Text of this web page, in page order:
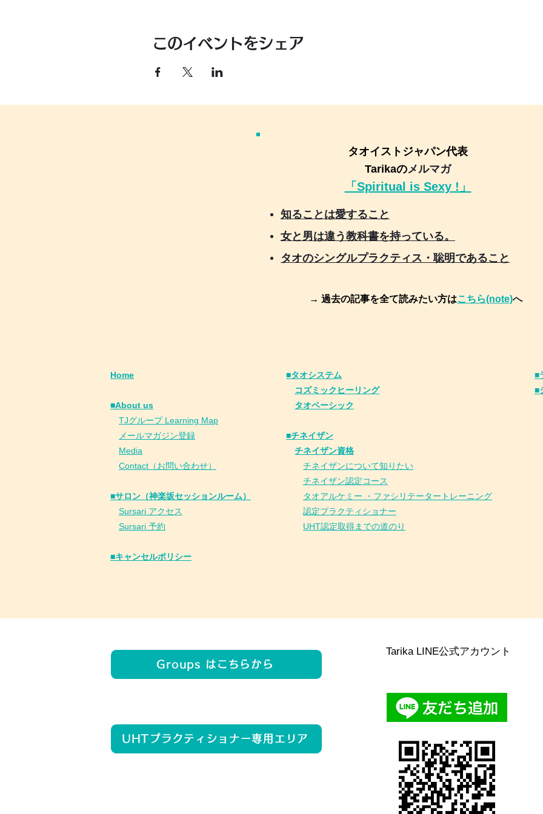
このイベントをシェア
タオイストジャパン代表
Tarikaのメルマガ
「Spiritual is Sexy !」
知ることは愛すること
女と男は違う教科書を持っている。
タオのシングルプラクティス・聡明であること
→ 過去の記事を全て読みたい方はこちら(note)へ
Home
■About us
TJグループ Learning Map
メールマガジン登録
Media
Contact（お問い合わせ）
■サロン（神楽坂セッションルーム）
Sursari アクセス
Sursari 予約
​■キャンセルポリシー
■タオシステム
コズミックヒーリング
タオベーシック
■チネイザン
チネイザン資格
チネイザンについて知りたい
チネイザン認定コース
タオアルケミー ・ファシリテータートレーニング
認定プラクティショナー
UHT認定取得までの道のり
■
■
Groups はこちらから
UHTプラクティショナー専用エリア
Tarika LINE公式アカウント